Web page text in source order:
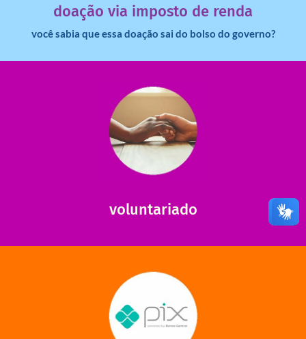
doação via imposto de renda
você sabia que essa doação sai do bolso do governo?
voluntariado
ajudar com certos assuntos. Entre em contato conosco e
saiba como nos ajudar.
saiba mais
saiba mais